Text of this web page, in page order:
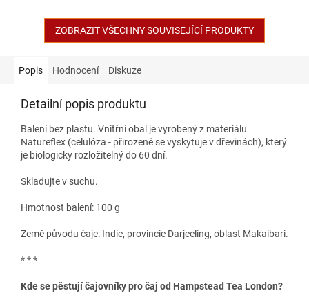
ZOBRAZIT VŠECHNY SOUVISEJÍCÍ PRODUKTY
Popis Hodnocení Diskuze
Detailní popis produktu
Balení bez plastu. Vnitřní obal je vyrobený z materiálu
Natureflex (celulóza - přirozeně se vyskytuje v dřevinách), který
je biologicky rozložitelný do 60 dní.
Skladujte v suchu.
Hmotnost balení: 100 g
Země původu čaje: Indie, provincie Darjeeling, oblast Makaibari.
* * *
Kde se pěstují čajovníky pro čaj od Hampstead Tea London?